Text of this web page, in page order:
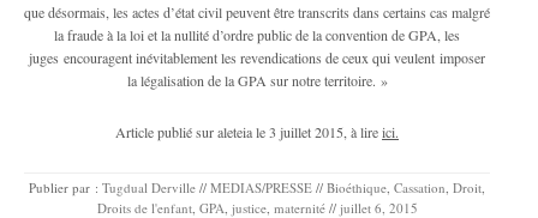
que désormais, les actes d’état civil peuvent être transcrits dans certains cas malgré
la fraude à la loi et la nullité d’ordre public de la convention de GPA, les
juges encouragent inévitablement les revendications de ceux qui veulent imposer
la légalisation de la GPA sur notre territoire. »
Article publié sur aleteia le 3 juillet 2015, à lireici.
Publier par : Tugdual Derville // MEDIAS/PRESSE // Bioéthique Cassation Droit
Droits de l'enfant, GPA justice, maternité // juillet 6, 2015